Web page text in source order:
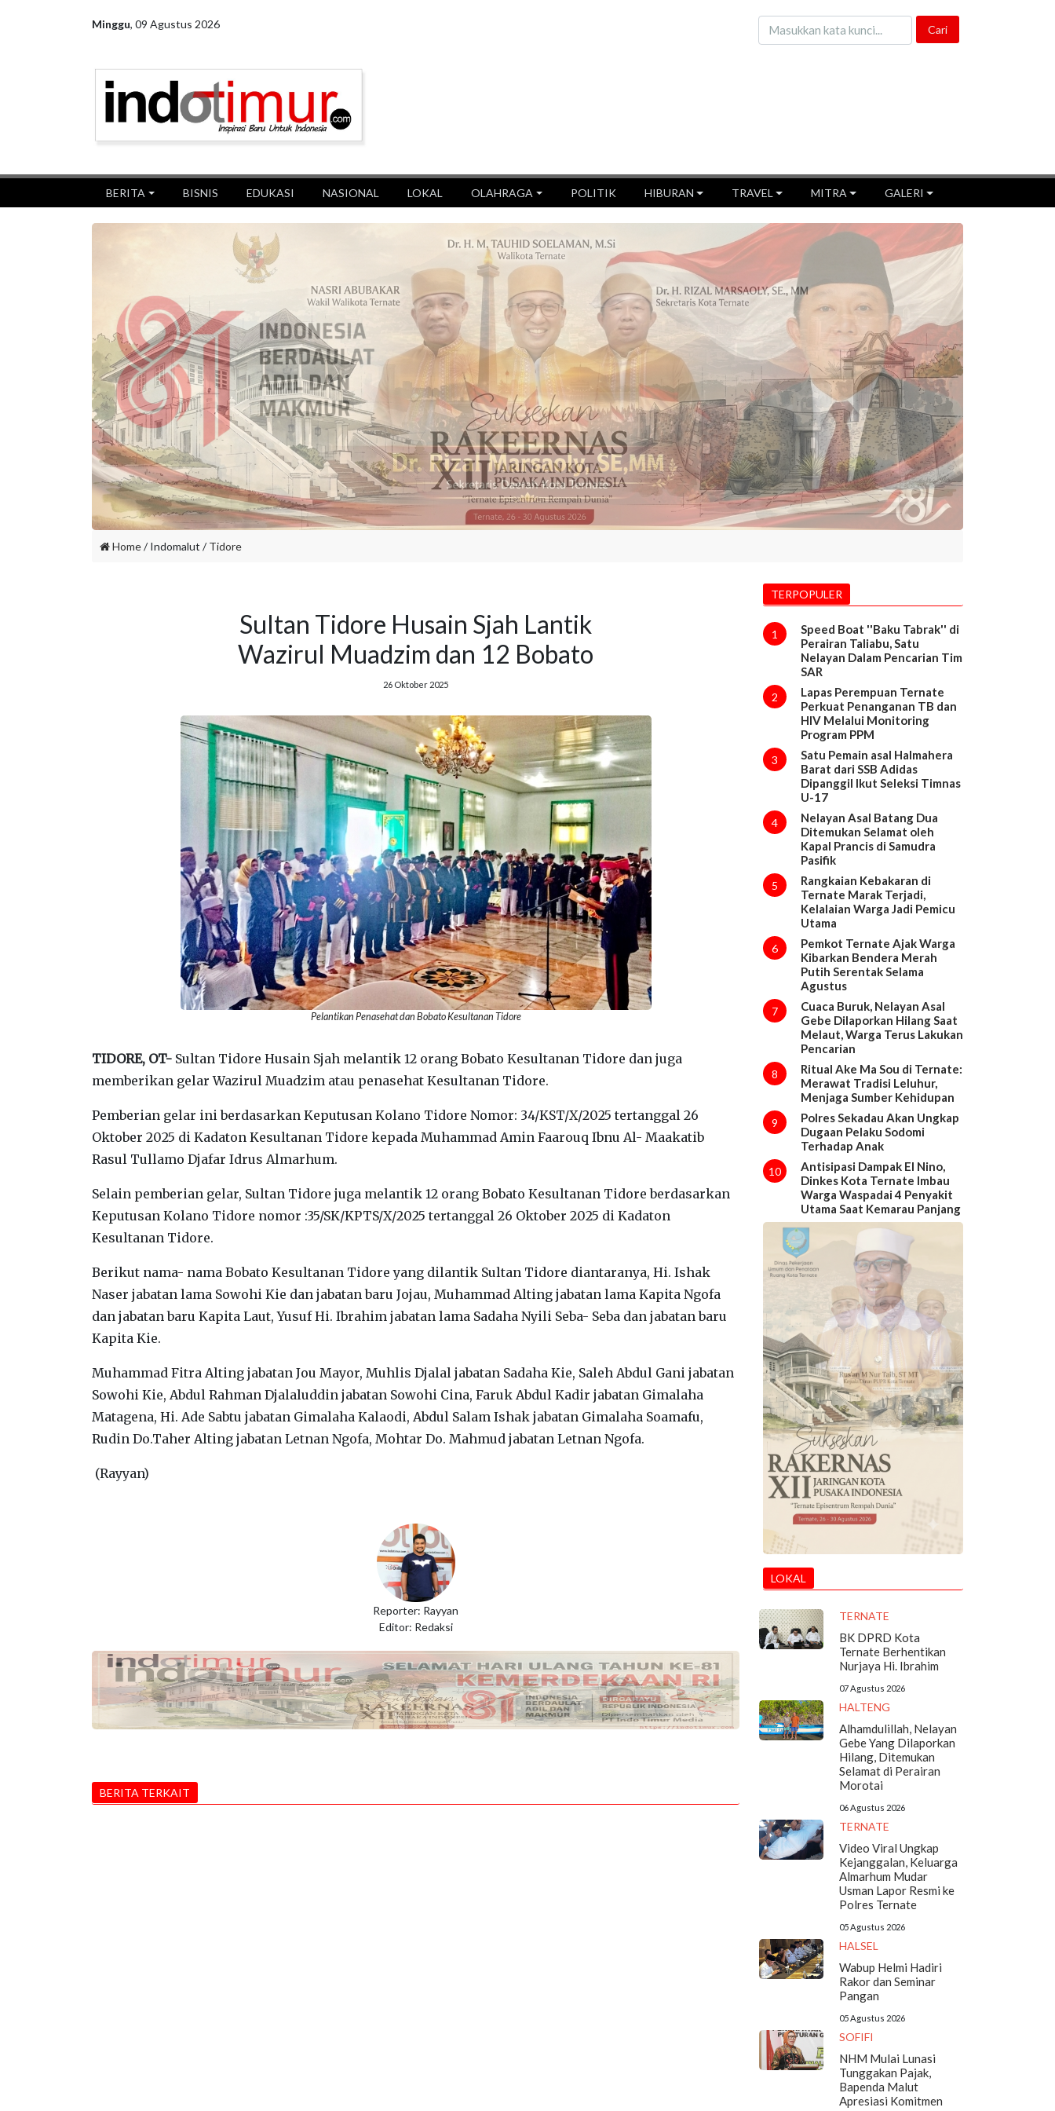
Minggu, 09 Agustus 2026
BERITA BISNIS EDUKASI NASIONAL LOKAL OLAHRAGA POLITIK HIBURAN TRAVEL MITRA GALERI
Home/ Indomalut /Tidore
Sultan Tidore Husain Sjah Lantik
Wazirul Muadzim dan 12 Bobato
26 Oktober 2025
Pelantikan Penasehat dan Bobato Kesultanan Tidore
TIDORE, OT- Sultan Tidore Husain Sjah melantik 12 orang Bobato Kesultanan Tidore dan juga
memberikan gelar Wazirul Muadzim atau penasehat Kesultanan Tidore.
Pemberian gelar ini berdasarkan Keputusan Kolano Tidore Nomor: 34/KST/X/2025 tertanggal 26
Oktober 2025 di Kadaton Kesultanan Tidore kepada Muhammad Amin Faarouq Ibnu Al- Maakatib
Rasul Tullamo Djafar Idrus Almarhum.
Selain pemberian gelar, Sultan Tidore juga melantik 12 orang Bobato Kesultanan Tidore berdasarkan
Keputusan Kolano Tidore nomor :35/SK/KPTS/X/2025 tertanggal 26 Oktober 2025 di Kadaton
Kesultanan Tidore.
Berikut nama- nama Bobato Kesultanan Tidore yang dilantik Sultan Tidore diantaranya, Hi. Ishak
Naser jabatan lama Sowohi Kie dan jabatan baru Jojau, Muhammad Alting jabatan lama Kapita Ngofa
dan jabatan baru Kapita Laut, Yusuf Hi. Ibrahim jabatan lama Sadaha Nyili Seba- Seba dan jabatan baru
Kapita Kie.
Muhammad Fitra Alting jabatan Jou Mayor, Muhlis Djalal jabatan Sadaha Kie, Saleh Abdul Gani jabatan
Sowohi Kie, Abdul Rahman Djalaluddin jabatan Sowohi Cina, Faruk Abdul Kadir jabatan Gimalaha
Matagena, Hi. Ade Sabtu jabatan Gimalaha Kalaodi, Abdul Salam Ishak jabatan Gimalaha Soamafu,
Rudin Do.Taher Alting jabatan Letnan Ngofa, Mohtar Do. Mahmud jabatan Letnan Ngofa.
(Rayyan)
Reporter: Rayyan
Editor: Redaksi
BERITA TERKAIT
TERPOPULER
1
Speed Boat ''Baku Tabrak'' di
Perairan Taliabu, Satu
Nelayan Dalam Pencarian Tim
SAR
2
Lapas Perempuan Ternate
Perkuat Penanganan TB dan
HIV Melalui Monitoring
Program PPM
3
Satu Pemain asal Halmahera
Barat dari SSB Adidas
Dipanggil Ikut Seleksi Timnas
U-17
4
Nelayan Asal Batang Dua
Ditemukan Selamat oleh
Kapal Prancis di Samudra
Pasifik
5
Rangkaian Kebakaran di
Ternate Marak Terjadi,
Kelalaian Warga Jadi Pemicu
Utama
6
Pemkot Ternate Ajak Warga
Kibarkan Bendera Merah
Putih Serentak Selama
Agustus
7
Cuaca Buruk, Nelayan Asal
Gebe Dilaporkan Hilang Saat
Melaut, Warga Terus Lakukan
Pencarian
8
Ritual Ake Ma Sou di Ternate:
Merawat Tradisi Leluhur,
Menjaga Sumber Kehidupan
9
Polres Sekadau Akan Ungkap
Dugaan Pelaku Sodomi
Terhadap Anak
10
Antisipasi Dampak El Nino,
Dinkes Kota Ternate Imbau
Warga Waspadai 4 Penyakit
Utama Saat Kemarau Panjang
LOKAL
TERNATE
BK DPRD Kota
Ternate Berhentikan
Nurjaya Hi. Ibrahim
07 Agustus 2026
HALTENG
Alhamdulillah, Nelayan
Gebe Yang Dilaporkan
Hilang, Ditemukan
Selamat di Perairan
Morotai
06 Agustus 2026
TERNATE
Video Viral Ungkap
Kejanggalan, Keluarga
Almarhum Mudar
Usman Lapor Resmi ke
Polres Ternate
05 Agustus 2026
HALSEL
Wabup Helmi Hadiri
Rakor dan Seminar
Pangan
05 Agustus 2026
SOFIFI
NHM Mulai Lunasi
Tunggakan Pajak,
Bapenda Malut
Apresiasi Komitmen